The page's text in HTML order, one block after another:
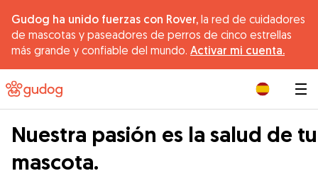
Gudog ha unido fuerzas con Rover, la red de cuidadores
de mascotas y paseadores de perros de cinco estrellas
más grande y confiable del mundo. Activar mi cuenta.
Nuestra pasión es la salud de tu
mascota.